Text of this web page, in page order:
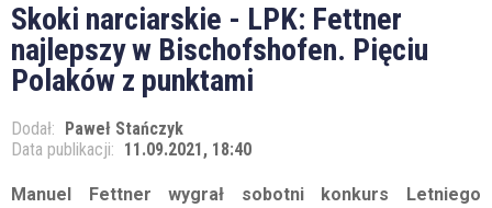
Skoki narciarskie - LPK: Fettner
najlepszy w Bischofshofen. Pięciu
Polaków z punktami
Dodał: Paweł Stańczyk
Data publikacji: 11.09.2021, 18:40
Manuel Fettner wygrał sobotni konkurs Letniego